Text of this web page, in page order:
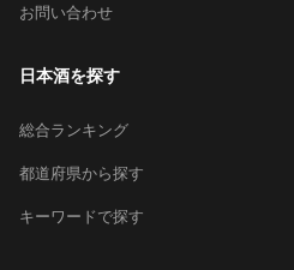
お問い合わせ
日本酒を探す
総合ランキング
都道府県から探す
キーワードで探す